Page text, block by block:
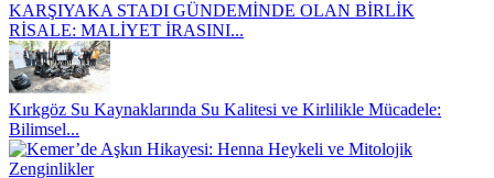
KARŞIYAKA STADI GÜNDEMİNDE OLAN BİRLİK
RİSALE: MALİYET İRASINI...
Kırkgöz Su Kaynaklarında Su Kalitesi ve Kirlilikle Mücadele:
Bilimsel...